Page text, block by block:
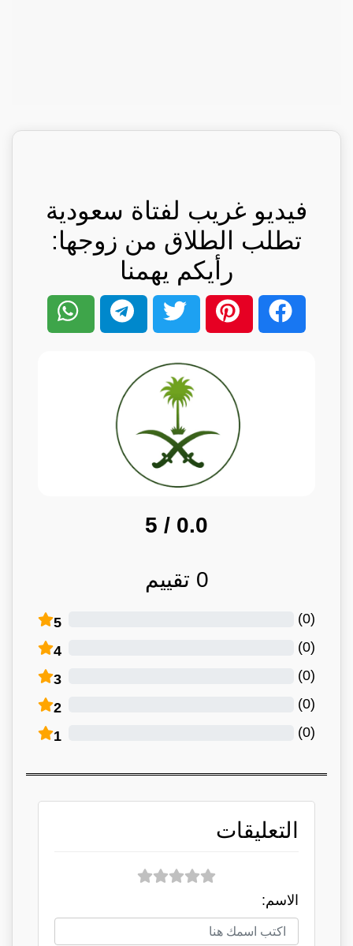
فيديو غريب لفتاة سعودية
تطلب الطلاق من زوجها:
رأيكم يهمنا
0.0
/ 5
0 تقييم
5 (
0
)
4 (
0
)
3 (
0
)
2 (
0
)
1 (
0
)
التعليقات
الاسم: